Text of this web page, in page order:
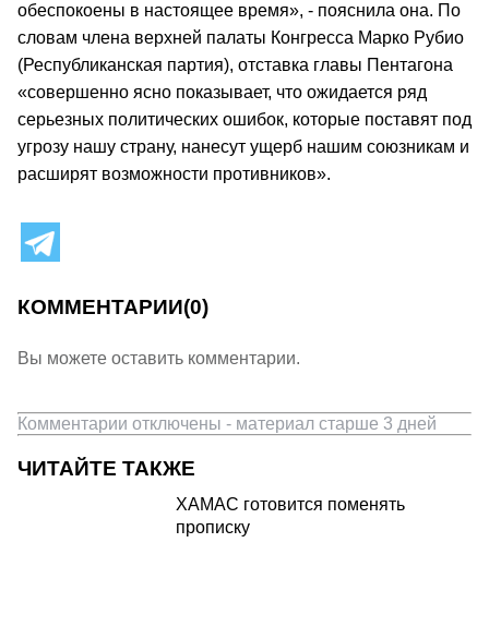
обеспокоены в настоящее время», - пояснила она. По
словам члена верхней палаты Конгресса Марко Рубио
(Республиканская партия), отставка главы Пентагона
«совершенно ясно показывает, что ожидается ряд
серьезных политических ошибок, которые поставят под
угрозу нашу страну, нанесут ущерб нашим союзникам и
расширят возможности противников».
КОММЕНТАРИИ(0)
Вы можете оставить комментарии.
Комментарии отключены - материал старше 3 дней
ЧИТАЙТЕ ТАКЖЕ
ХАМАС готовится поменять
прописку